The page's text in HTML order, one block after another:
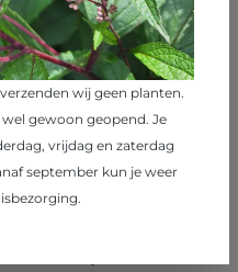
wij geen planten.
gewoon geopend. Je
vrijdag en zaterdag
september kun je weer